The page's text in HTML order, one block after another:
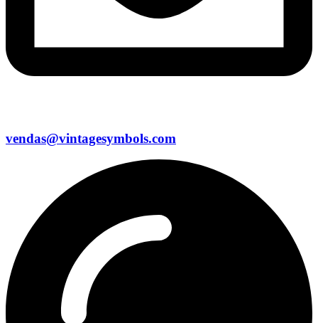
vendas@vintagesymbols.com